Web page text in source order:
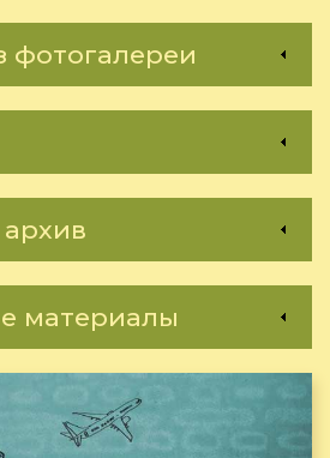
фотогалереи
материалы